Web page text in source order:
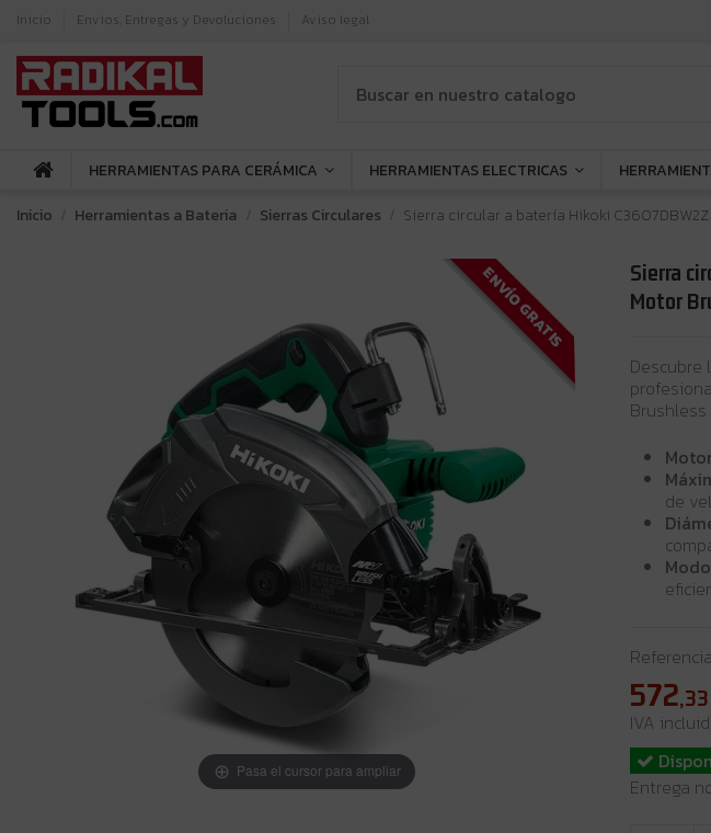
Inicio Envíos, Entregas y Devoluciones Aviso legal
HERRAMIENTAS PARA CERÁMICA HERRAMIENTAS ELECTRICAS
Inicio
Herramientas a Bateria Sierras Circulares Sierra circular a batería Hikoki
ENVÍO GRATIS
Pasa el cursor para ampliar
Sierra
Motor
Descubre
de
Referencia
572,33
IVA
Entrega